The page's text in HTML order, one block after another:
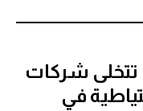
تتخلى شركات
في